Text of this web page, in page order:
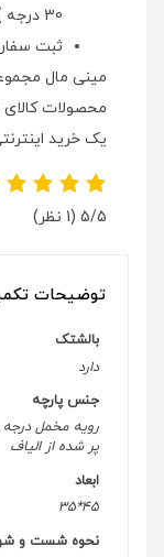
30 درجه )
ثبت
مینی مال
محصولات
یک خرید
5/5 (1 نظر)
توضیحات
بالشتک
دارد
جنس پارچه
رویه مخمل
پر شده از الیاف
ابعاد
45*35
نحوه شست و